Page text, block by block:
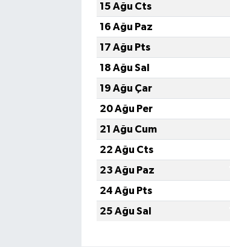
15 Ağu Cts
16 Ağu Paz
17 Ağu Pts
18 Ağu Sal
19 Ağu Çar
20 Ağu Per
21 Ağu Cum
22 Ağu Cts
23 Ağu Paz
24 Ağu Pts
25 Ağu Sal